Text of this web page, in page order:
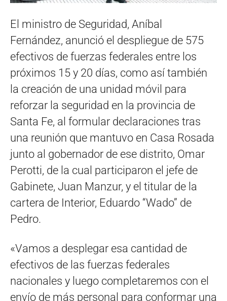
El ministro de Seguridad, Aníbal
Fernández, anunció el despliegue de 575
efectivos de fuerzas federales entre los
próximos 15 y 20 días, como así también
la creación de una unidad móvil para
reforzar la seguridad en la provincia de
Santa Fe, al formular declaraciones tras
una reunión que mantuvo en Casa Rosada
junto al gobernador de ese distrito, Omar
Perotti, de la cual participaron el jefe de
Gabinete, Juan Manzur, y el titular de la
cartera de Interior, Eduardo “Wado” de
Pedro.
«Vamos a desplegar esa cantidad de
efectivos de las fuerzas federales
nacionales y luego completaremos con el
envío de más personal para conformar una